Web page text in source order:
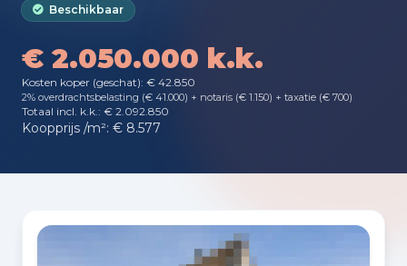
Beschikbaar
€ 2.050.000 k.k.
Kosten koper (geschat): € 42.850
2% overdrachtsbelasting (€ 41.000) + notaris (€ 1.150) + taxatie (€ 700)
Totaal incl. k.k.: € 2.092.850
Koopprijs /m²: € 8.577
Fotogalerij